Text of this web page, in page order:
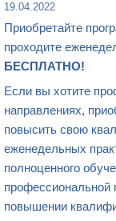
19.04.2022
Приобретайте
проходите
БЕСПЛАТНО!
Если вы хотите
направлениях,
повысить свою
еженедельных
полноценного
профессиональной
повышении